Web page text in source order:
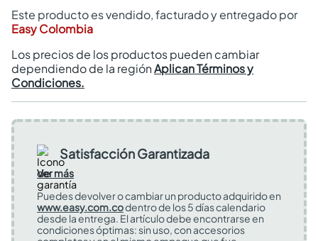
Este producto es vendido, facturado y entregado por
Easy Colombia
Los precios de los productos pueden cambiar
dependiendo de la regiónAplican Términos y
Condiciones.
Satisfacción Garantizada
Ver más
Puedes devolver o cambiar un producto adquirido en
www.easy.com.codentro de los 5 días calendario
desde la entrega. El artículo debe encontrarse en
condiciones óptimas: sin uso, con accesorios